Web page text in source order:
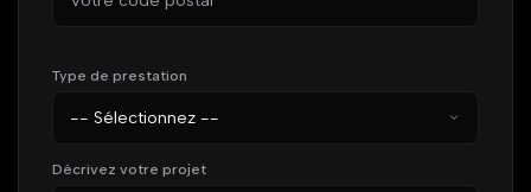
Type de prestation
Décrivez votre projet